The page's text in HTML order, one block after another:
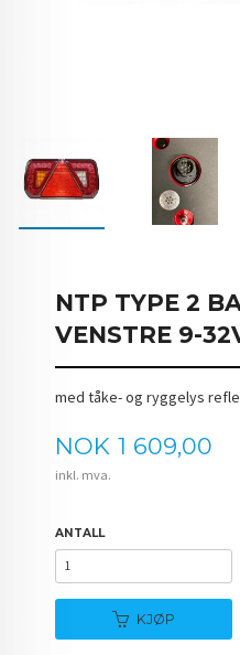
NTP TYPE 2
VENSTRE 9-
med tåke- og ryggelys
Pris
NOK 1 609,00
inkl. mva.
ANTALL
KJØP